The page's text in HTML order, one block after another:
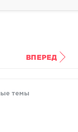
ВПЕРЕД
темы